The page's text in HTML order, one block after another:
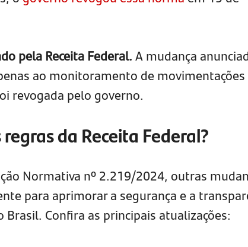
pela Receita Federal.A mudança
ao monitoramento de movimentações
revogada pelo governo.
da Receita Federal?
Normativa nº 2.219/2024, outras
para aprimorar a segurança e a
Brasil. Confira as principais atualizações: